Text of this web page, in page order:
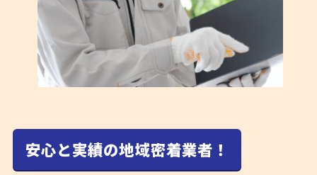
安心と実績の地域密着業者！